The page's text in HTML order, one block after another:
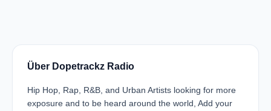
Über Dopetrackz Radio
Hip Hop, Rap, R&B, and Urban Artists looking for more
exposure and to be heard around the world, Add your